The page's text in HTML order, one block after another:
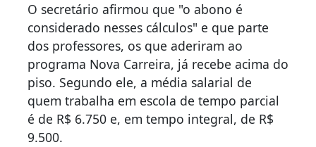
O secretário afirmou que "o abono é
considerado nesses cálculos" e que parte
dos professores, os que aderiram ao
programa Nova Carreira, já recebe acima do
piso. Segundo ele, a média salarial de
quem trabalha em escola de tempo parcial
é de R$ 6.750 e, em tempo integral, de R$
9.500.